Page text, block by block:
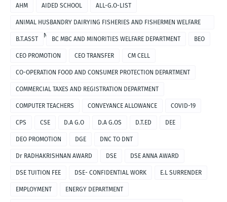
AHM AIDED SCHOOL ALL-G.O-LIST
ANIMAL HUSBANDRY DAIRYING FISHERIES AND FISHERMEN WELFARE
DEPARTMENT
B.T.ASST BC MBC AND MINORITIES WELFARE DEPARTMENT BEO
CEO PROMOTION CEO TRANSFER CM CELL
CO-OPERATION FOOD AND CONSUMER PROTECTION DEPARTMENT
COMMERCIAL TAXES AND REGISTRATION DEPARTMENT
COMPUTER TEACHERS CONVEYANCE ALLOWANCE COVID-19
CPS CSE D.A G.O D.A G.OS D.T.ED DEE
DEO PROMOTION DGE DNC TO DNT
Dr RADHAKRISHNAN AWARD DSE DSE ANNA AWARD
DSE TUITION FEE DSE- CONFIDENTIAL WORK E.L SURRENDER
EMPLOYMENT ENERGY DEPARTMENT